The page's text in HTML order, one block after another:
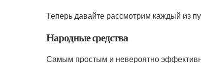
Теперь давайте рассмотрим каждый из
Народные средства
Самым простым и невероятно